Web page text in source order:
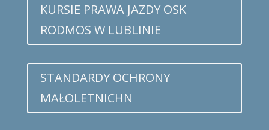
KURSIE PRAWA JAZDY OSK
RODMOS W LUBLINIE
STANDARDY OCHRONY
MAŁOLETNICHN